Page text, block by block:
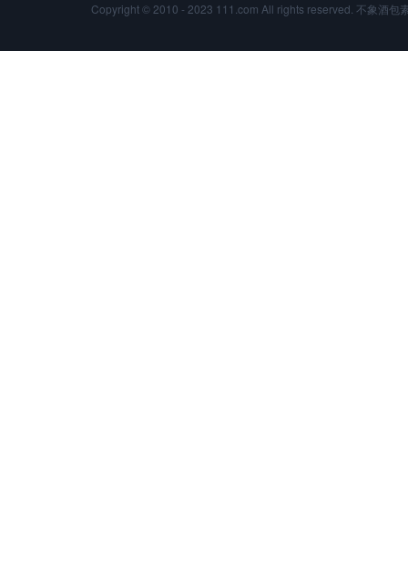
Copyright © 2010 - 2023 111.com All rights reserved. 不象酒包